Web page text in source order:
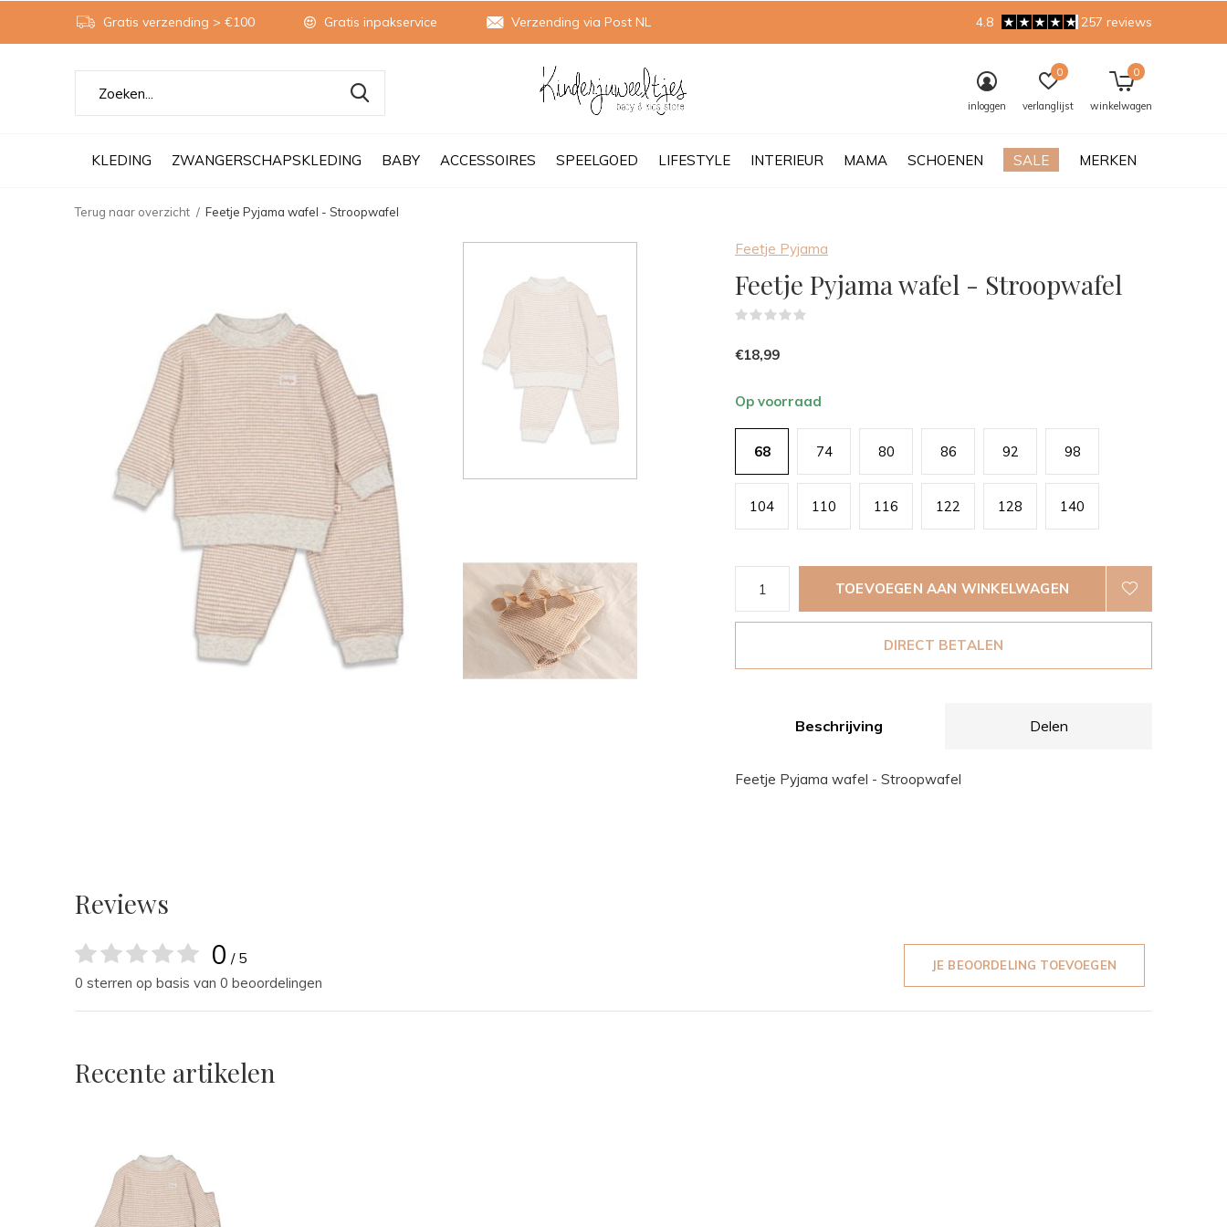
KLEDING ZWANGERSCHAPSKLEDING BABY ACCESSOIRES SPEELGOED LIFESTYLE INTERIEUR MAMA SCHOENEN SALE MERKEN
inloggen verlanglijst
0
winkelwagen
0
Gratis verzending > €100 Gratis inpakservice Verzending via Post NL 4.8 257 reviews
Terug naar overzicht Feetje Pyjama wafel - Stroopwafel
Feetje Pyjama
Feetje Pyjama wafel - Stroopwafel
€18,99
Op voorraad
68 74 80 86 92 98
104 110 116 122 128 140
TOEVOEGEN AAN WINKELWAGEN
DIRECT BETALEN
Beschrijving Delen
Feetje Pyjama wafel - Stroopwafel
Reviews
0 / 5
0 sterren op basis van 0 beoordelingen
JE BEOORDELING TOEVOEGEN
Recente artikelen